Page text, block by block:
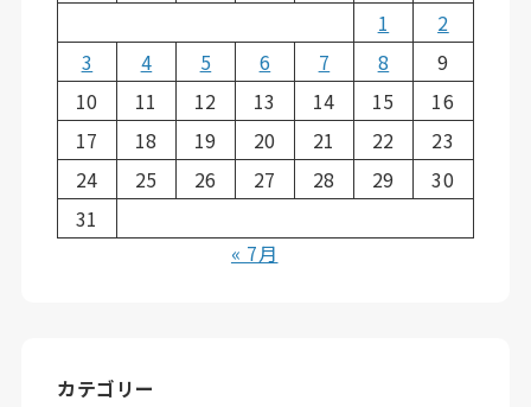
1
2
3
4 5 6 7 8
9
10
11 12 13 14 15
16
17
18 19 20 21 22
23
24
25 26 27 28 29
30
31
« 7月
カテゴリー